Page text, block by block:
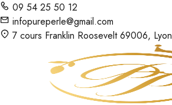
09 54 25 50 12
infopureperle@gmail.com
7 cours Franklin Roosevelt 69006, Lyon